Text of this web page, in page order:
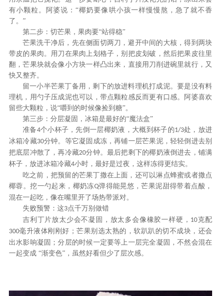
有小颗粒。阿婆说：“椰奶要像哄小孩一样慢慢熬，急了就不香
了。”
第二步：切芒果，果肉要“站得稳”
芒果洗干净后，先在侧面切两刀，避开中间的大核，得到两块
带皮的果肉。用刀在果肉上划格子，别把皮划破，然后把果皮往里
翻，芒果块就会像小方块一样凸出来，直接用刀削进碗里就行，又
快又整齐。
留一小半芒果丁备用，剩下的放进料理机打成泥。要是没有料
理机，用勺子压成泥也可以，带点颗粒感反而更有口感。阿婆喜欢
留些大颗粒，说“嚼到的时候像捡到糖”。
第三步：分层凝固，冰箱是最好的“魔法盒”
准备4个小杯子，先倒一层椰奶液，大概到杯子的1/3处，放进
冰箱冷藏30分钟。等它凝固成冻，再铺一层芒果泥，轻轻倒进去别
把底层冲散了，再冷藏20分钟。最后把剩下的椰奶液倒进去，铺满
杯子，放进冰箱冷藏4小时，最好是过夜，这样冻得更结实。
吃之前，把预留的芒果丁撒在上面，还可以淋点蜂蜜或者撒点
椰蓉。挖一勺起来，椰奶冻Q弹得能晃悠，芒果泥甜得带着点酸，
混在一起吃，像在嘴里开了场热带派对。
失败预警：这3点千万别做错
吉利丁片放太少会不凝固，放太多会像橡胶一样硬， 10克配
300毫升液体刚刚好；芒果别选太熟的，软趴趴的切不成块，还会
出水影响凝固；分层的时候一定要等上一层完全凝固，不然会混在
一起变成 “渐变色”，虽然好看但少了层次感。